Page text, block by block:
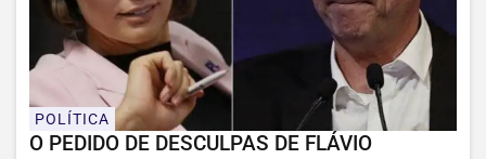
POLÍTICA
O PEDIDO DE DESCULPAS DE FLÁVIO